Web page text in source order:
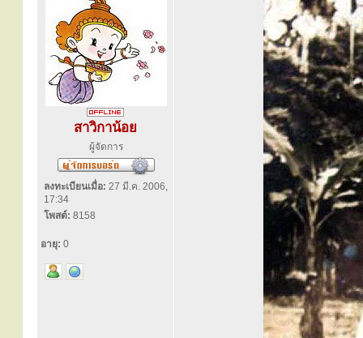
สาวิกาน้อย
ผู้จัดการ
ลงทะเบียนเมื่อ: 27 มี.ค. 2006,
17:34
โพสต์: 8158
อายุ: 0